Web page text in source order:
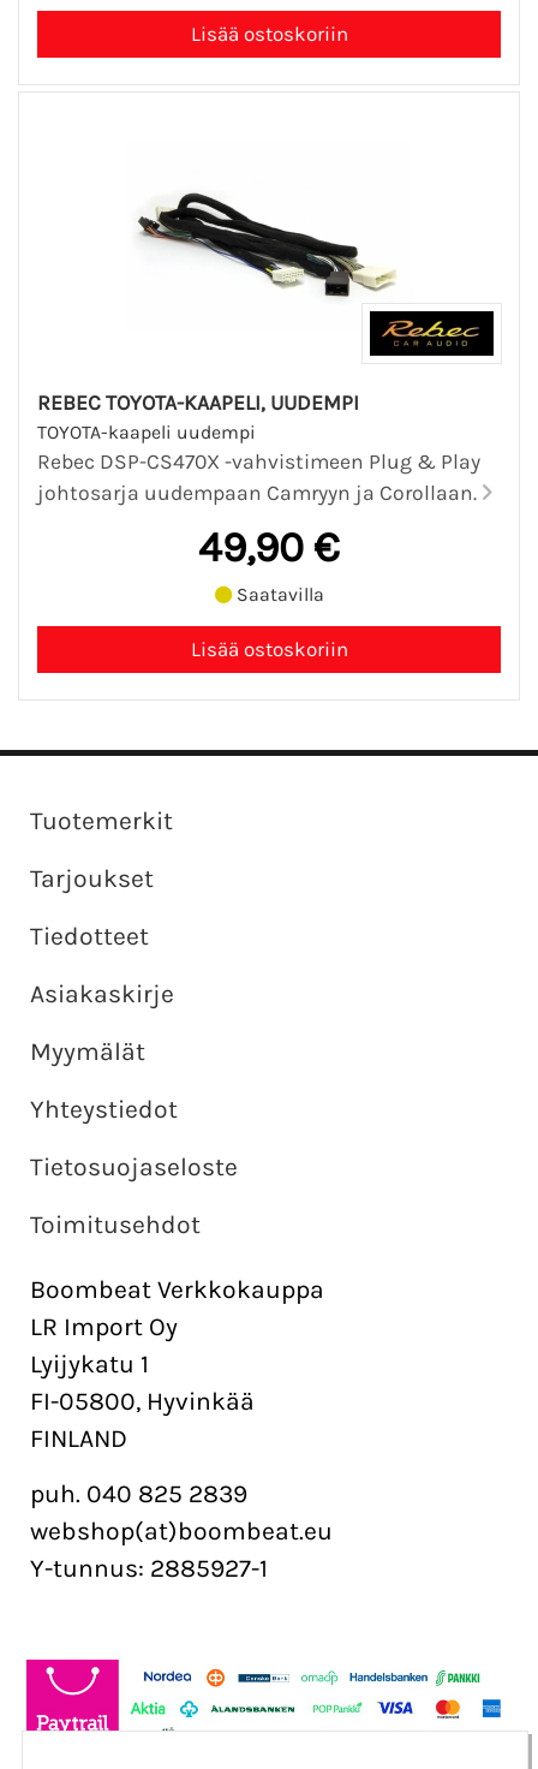
REBEC TOYOTA-KAAPELI, UUDEMPI
TOYOTA-kaapeli uudempi
Rebec DSP-CS470X -vahvistimeen Plug & Play
johtosarja uudempaan Camryyn ja Corollaan.
49,90 €
Saatavilla
Tuotemerkit
Tarjoukset
Tiedotteet
Asiakaskirje
Myymälät
Yhteystiedot
Tietosuojaseloste
Toimitusehdot
Boombeat Verkkokauppa
LR Import Oy
Lyijykatu 1
FI-05800, Hyvinkää
FINLAND
puh. 040 825 2839
webshop(at)boombeat.eu
Y-tunnus: 2885927-1